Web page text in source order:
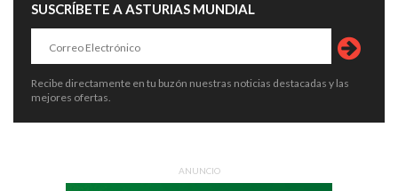
SUSCRÍBETE A ASTURIAS MUNDIAL
Recibe directamente en tu buzón nuestras noticias destacadas y las
mejores ofertas.
ANUNCIO